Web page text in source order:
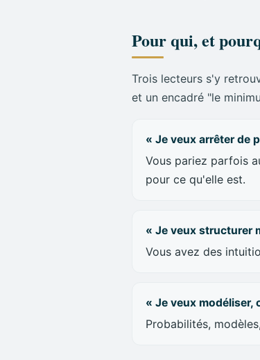
La régression
22.
Le modèle
23. Vitesse, chrono
24. Bayes, réseaux
Partie V. La gestion
26.
Le risque de
28. Le critère de Kelly
29. Kelly fractionné
Montantes et
Martingales,
Pour qui, et
Trois lecteurs s'y
et un encadré "le
« Je veux arrêter de
Vous pariez parfois
pour ce qu'elle est.
« Je veux structurer
Vous avez des
« Je veux modéliser,
Probabilités,